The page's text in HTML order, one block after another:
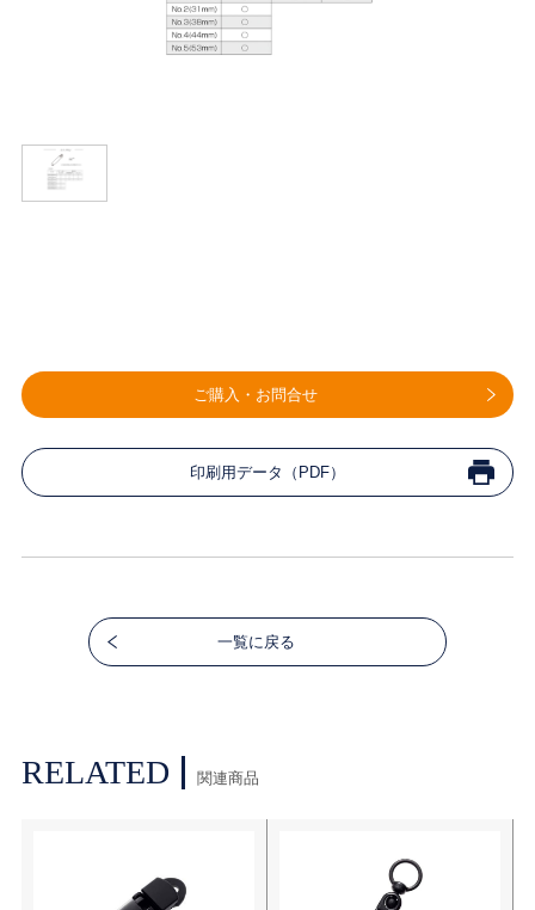
ご購入・お問合せ
印刷用データ（PDF）
一覧に戻る
RELATED 関連商品